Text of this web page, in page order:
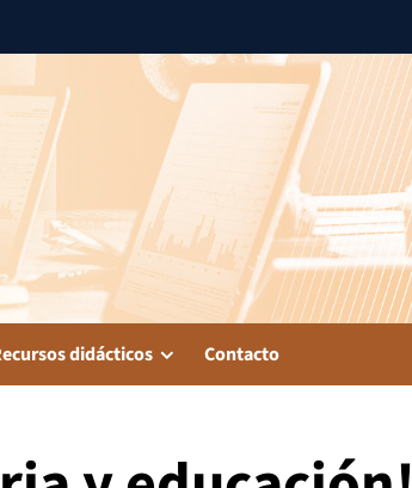
didácticos Contacto